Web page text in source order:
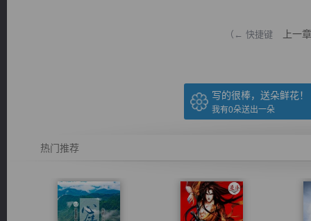
（← 快捷键 上一章
写的很棒，送朵鲜花！
我有0朵送出一朵
热门推荐